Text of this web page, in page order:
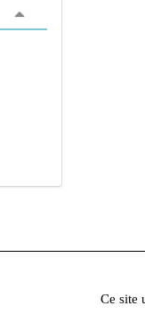
6,00 €
Ce site